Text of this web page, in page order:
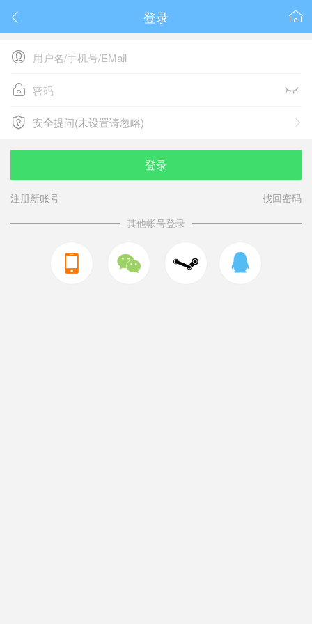
 
登录

 
 
安全提问(未设置请忽略)
安全提问(未设置请忽略)
登录
注册新账号
找回密码
其他帐号登录
  